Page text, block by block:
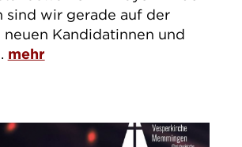
sind wir gerade auf der
neuen Kandidatinnen und
mehr